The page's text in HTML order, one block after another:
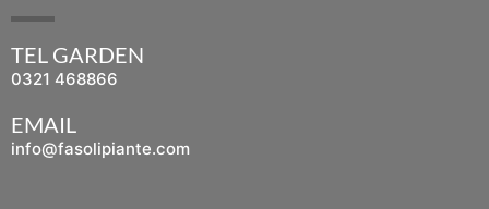
TEL GARDEN
0321 468866
EMAIL
info@fasolipiante.com